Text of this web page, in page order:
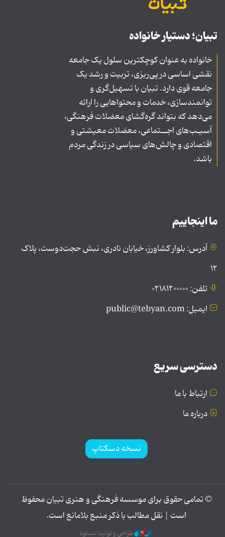
تبیان؛ دستیار خانواده
خانواده به عنوان کوچکترین سلول یک جامعه
نقشی اساسی در پی‌ریزی، تربیت و رشد یک
جامعه قوی دارد. تبیان با تسهیل‌گری و
توانمندسازی، خدمات و محتواهایی را ارائه
می‌دهد که بتواند گره‌گشای معضلات فرهنگی،
آسیـب‌های اجــتماعی، معضلات معیشتی و
اقتصادی و چالش‌های سیاسی در زندگی مردم
باشد.
ما اینجاییم
آدرس: بلوار کشاورز، خیابان نادری، نبش حجت‌دوست، پلاک
۱۲
تلفن: ۰۲۱۸۱۲۰۰۰۰۰
ایمیل: public@tebyan.com
دسترسی سریع
ارتباط با ما
درباره ما
نسخه دسکتاپ
© تمامی حقوق برای موسسه فرهنگی و هنری تبیان محفوظ
است | نقل مطالب با ذکر منبع بلامانع است.
طراحی و تولید: نستوه